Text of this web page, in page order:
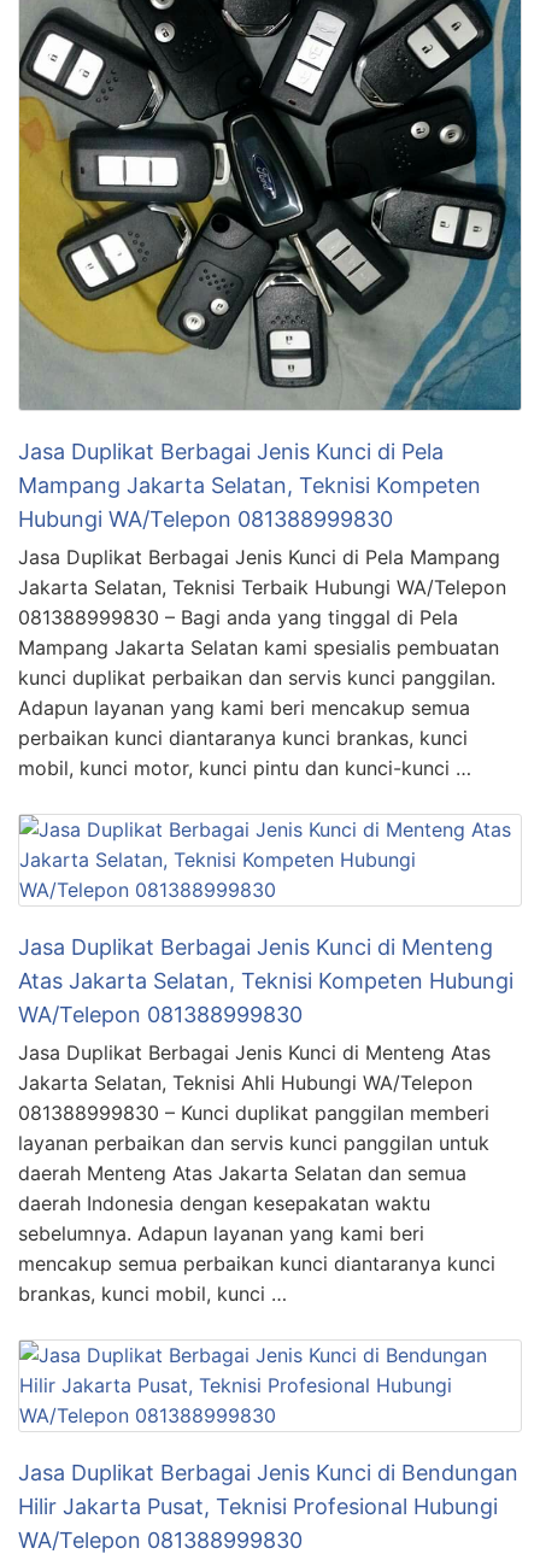
Jasa Duplikat Berbagai Jenis Kunci di Pela
Mampang Jakarta Selatan, Teknisi Kompeten
Hubungi WA/Telepon 081388999830
Jasa Duplikat Berbagai Jenis Kunci di Pela Mampang
Jakarta Selatan, Teknisi Terbaik Hubungi WA/Telepon
081388999830 – Bagi anda yang tinggal di Pela
Mampang Jakarta Selatan kami spesialis pembuatan
kunci duplikat perbaikan dan servis kunci panggilan.
Adapun layanan yang kami beri mencakup semua
perbaikan kunci diantaranya kunci brankas, kunci
mobil, kunci motor, kunci pintu dan kunci-kunci …
Jasa Duplikat Berbagai Jenis Kunci di Menteng
Atas Jakarta Selatan, Teknisi Kompeten Hubungi
WA/Telepon 081388999830
Jasa Duplikat Berbagai Jenis Kunci di Menteng Atas
Jakarta Selatan, Teknisi Ahli Hubungi WA/Telepon
081388999830 – Kunci duplikat panggilan memberi
layanan perbaikan dan servis kunci panggilan untuk
daerah Menteng Atas Jakarta Selatan dan semua
daerah Indonesia dengan kesepakatan waktu
sebelumnya. Adapun layanan yang kami beri
mencakup semua perbaikan kunci diantaranya kunci
brankas, kunci mobil, kunci …
Jasa Duplikat Berbagai Jenis Kunci di Bendungan
Hilir Jakarta Pusat, Teknisi Profesional Hubungi
WA/Telepon 081388999830